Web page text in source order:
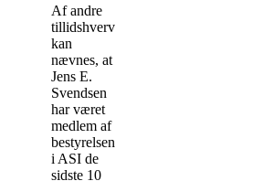
Af andre
tillidshverv
kan
nævnes, at
Jens E.
Svendsen
har været
medlem af
bestyrelsen
i ASI de
sidste 10